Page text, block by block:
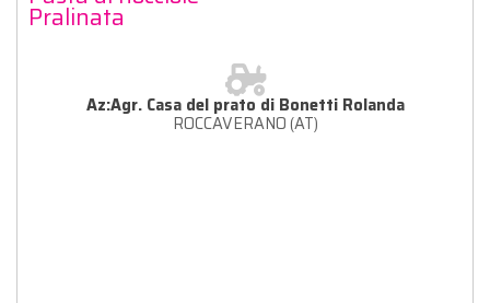
Pralinata
Az:Agr. Casa del prato di Bonetti Rolanda
ROCCAVERANO (AT)